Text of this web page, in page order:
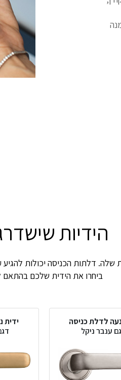
הידיות
דלתות הכניסה יכולות להגיע
ביחרו את הידית שלכם בהתאם
לדלת כניסה
ענבר ניקל
ידית